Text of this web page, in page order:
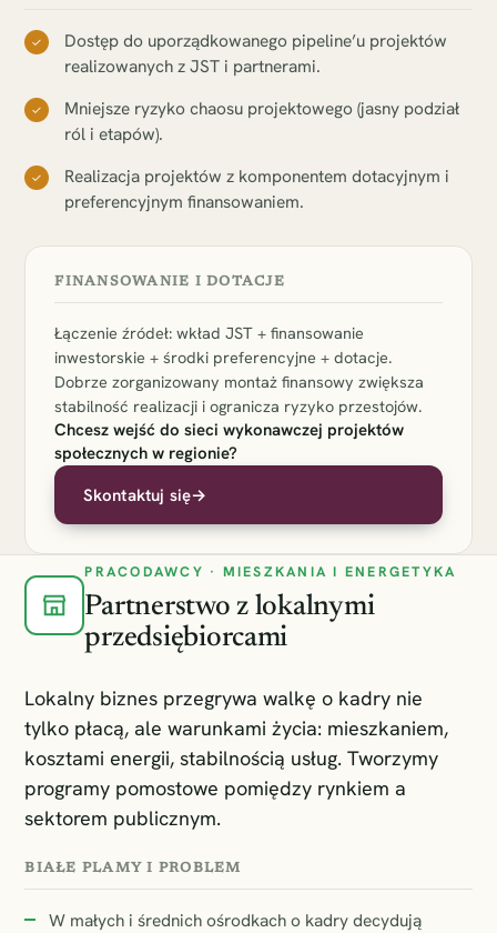
✓
Dostęp do uporządkowanego pipeline’u projektów
realizowanych z JST i partnerami.
✓
Mniejsze ryzyko chaosu projektowego (jasny podział
ról i etapów).
✓
Realizacja projektów z komponentem dotacyjnym i
preferencyjnym finansowaniem.
FINANSOWANIE I DOTACJE
Łączenie źródeł: wkład JST + finansowanie
inwestorskie + środki preferencyjne + dotacje.
Dobrze zorganizowany montaż finansowy zwiększa
stabilność realizacji i ogranicza ryzyko przestojów.
Chcesz wejść do sieci wykonawczej projektów
społecznych w regionie?
Skontaktuj się→
PRACODAWCY · MIESZKANIA I ENERGETYKA
Partnerstwo z lokalnymi
przedsiębiorcami
Lokalny biznes przegrywa walkę o kadry nie
tylko płacą, ale warunkami życia: mieszkaniem,
kosztami energii, stabilnością usług. Tworzymy
programy pomostowe pomiędzy rynkiem a
sektorem publicznym.
BIAŁE PLAMY I PROBLEM
W małych i średnich ośrodkach o kadry decydują